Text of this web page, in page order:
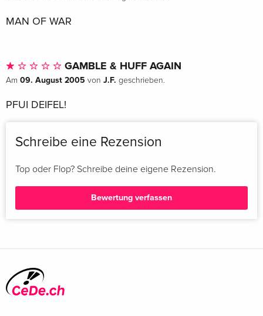
MAN OF WAR
GAMBLE & HUFF AGAIN
Am 09. August 2005 von J.F. geschrieben.
PFUI DEIFEL!
Schreibe eine Rezension
Top oder Flop? Schreibe deine eigene Rezension.
Bewertung verfassen